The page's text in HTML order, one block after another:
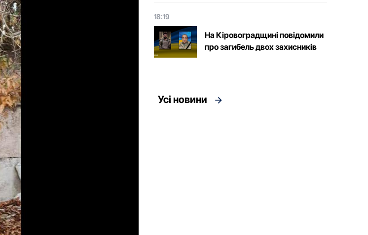
18:19
На Кіровоградщині повідомили
про загибель двох захисників
Усі новини